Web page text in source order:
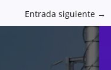
Entrada siguiente →